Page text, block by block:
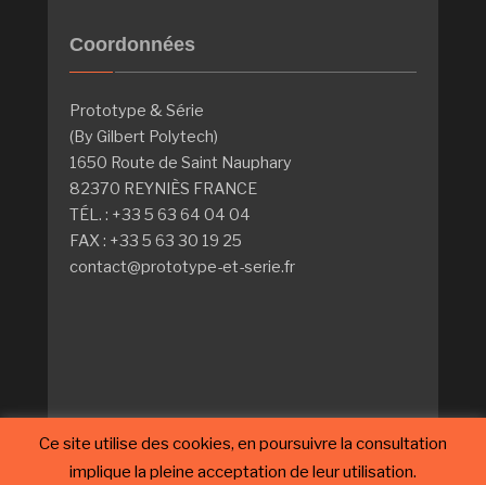
Coordonnées
Prototype & Série
(By Gilbert Polytech)
1650 Route de Saint Nauphary
82370 REYNIÈS FRANCE
TÉL. : +33 5 63 64 04 04
FAX : +33 5 63 30 19 25
contact@prototype-et-serie.fr
Site web officiel Gilbert Polytech
Ce site utilise des cookies, en poursuivre la consultation
implique la pleine acceptation de leur utilisation.